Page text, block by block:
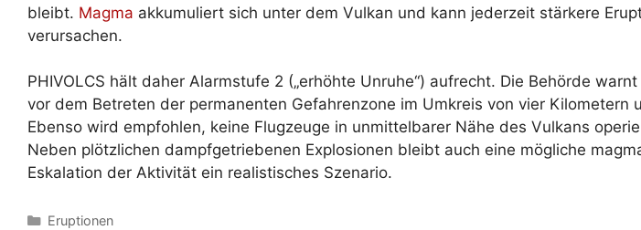
bleibt. Magma akkumuliert sich unter dem Vulkan und kann jederzeit stärkere
verursachen.
PHIVOLCS hält daher Alarmstufe 2 („erhöhte Unruhe“) aufrecht. Die Behörde
vor dem Betreten der permanenten Gefahrenzone im Umkreis von vier Kilometern
Ebenso wird empfohlen, keine Flugzeuge in unmittelbarer Nähe des Vulkans
Neben plötzlichen dampfgetriebenen Explosionen bleibt auch eine mögliche
Eskalation der Aktivität ein realistisches Szenario.
Kategorien
Eruptionen